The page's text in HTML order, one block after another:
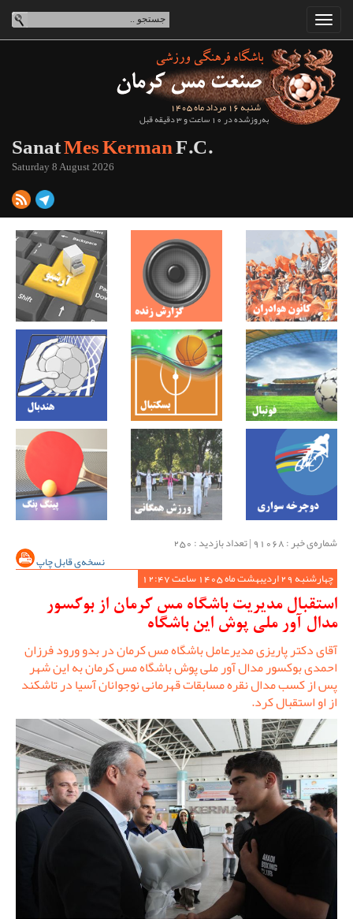
شنبه 16 مرداد ماه 1405
به‌روزشده در 10 ساعت و 3 دقیقه قبل
SanatMes KermanF.C.
Saturday 8 August 2026
شماره‌ی خبر : ‌91068 | تعداد بازدید : 250
نسخه‌ی قابل چاپ
چهارشنبه 29 اردیبهشت ماه 1405 ساعت 12:47
استقبال مدیریت باشگاه مس کرمان از بوکسور
مدال آور ملی پوش این باشگاه
آقای دکتر پاریزی مدیرعامل باشگاه مس کرمان در بدو ورود فرزان
احمدی بوکسور مدال آور ملی پوش باشگاه مس کرمان به این شهر
پس از کسب مدال نقره مسابقات قهرمانی نوجوانان آسیا در تاشکند
از او استقبال کرد.